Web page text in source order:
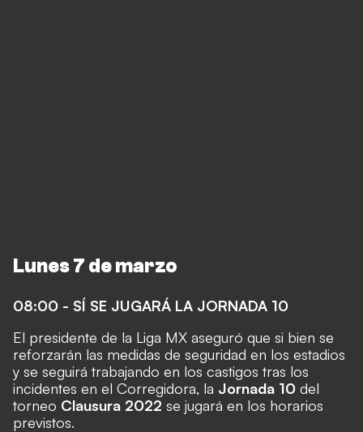
Lunes 7 de marzo
08:00 - SÍ SE JUGARÁ LA JORNADA 10
El presidente de la Liga MX aseguró que si bien se
reforzarán las medidas de seguridad en los estadios
y se seguirá trabajando en los castigos tras los
incidentes en el Corregidora, la Jornada 10 del
torneo Clausura 2022 se jugará en los horarios
previstos.